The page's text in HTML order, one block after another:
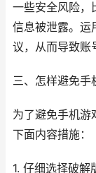
一些安全风险，
信息被泄露。运
议，从而导致账
三、怎样避免手
为了避免手机游
下面内容措施：
1. 仔细选择破解